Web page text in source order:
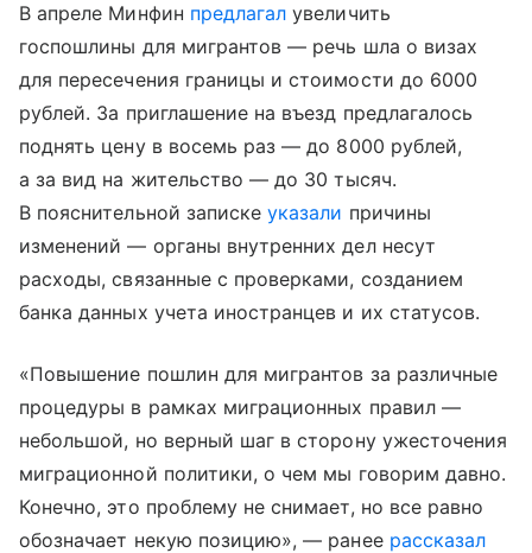
В апреле Минфин предлагал увеличить
госпошлины для мигрантов — речь шла о визах
для пересечения границы и стоимости до 6000
рублей. За приглашение на въезд предлагалось
поднять цену в восемь раз — до 8000 рублей,
а за вид на жительство — до 30 тысяч.
В пояснительной запискеуказали причины
изменений — органы внутренних дел несут
расходы, связанные с проверками, созданием
банка данных учета иностранцев и их статусов.
«Повышение пошлин для мигрантов за различные
процедуры в рамках миграционных правил —
небольшой, но верный шаг в сторону ужесточения
миграционной политики, о чем мы говорим давно.
Конечно, это проблему не снимает, но все равно
обозначает некую позицию», — ранее рассказал